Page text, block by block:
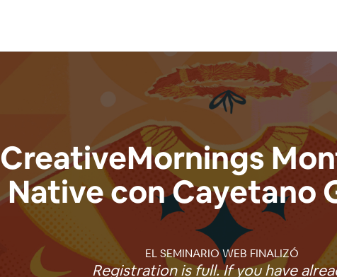
CreativeMornings
Native con Cayetano
EL SEMINARIO WEB FINALIZÓ
Registration is full. If you have